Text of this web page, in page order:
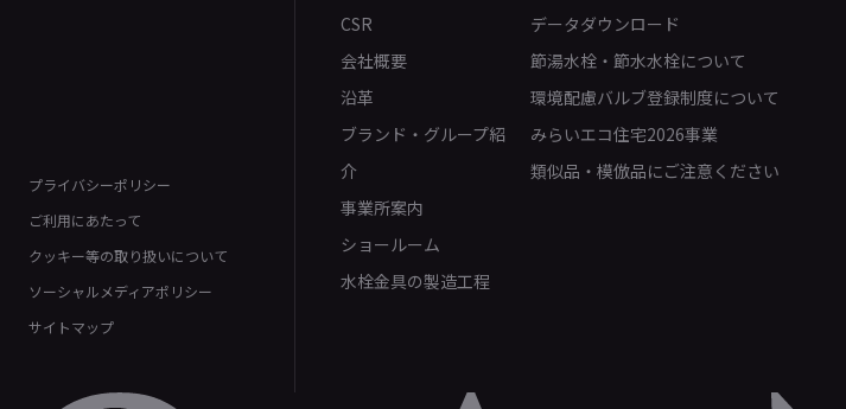
プライバシーポリシー
ご利用にあたって
クッキー等の取り扱いについて
ソーシャルメディアポリシー
サイトマップ
CSR
会社概要
沿革
ブランド・グループ紹
介
事業所案内
ショールーム
水栓金具の製造工程
データダウンロード
節湯水栓・節水水栓について
環境配慮バルブ登録制度について
みらいエコ住宅2026事業
類似品・模倣品にご注意ください